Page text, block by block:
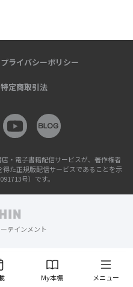
My本棚 メニュー
プライバシーポリシー
特定商取引法
・電子書籍配信サービスが、著作権者
得た正規版配信サービスであることを示
号）です。
テインメント